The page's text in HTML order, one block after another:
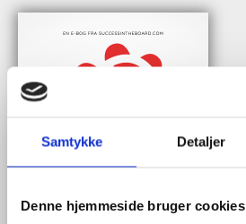
Samtykke Detaljer
Denne hjemmeside bruger cookies